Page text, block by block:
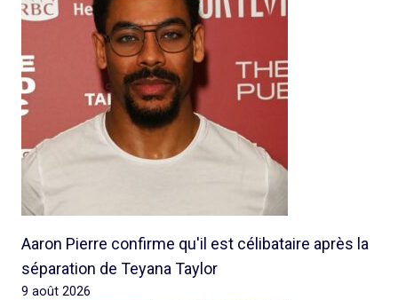
Aaron Pierre confirme qu'il est célibataire après la
séparation de Teyana Taylor
9 août 2026